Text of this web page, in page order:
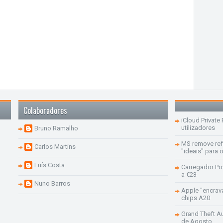
Colaboradores
Bruno Ramalho
Carlos Martins
Luís Costa
Nuno Barros
iCloud Private
utilizadores
MS remove
"ideais" para
Carregador
a €23
Apple
chips A20
Grand Theft
de Agosto